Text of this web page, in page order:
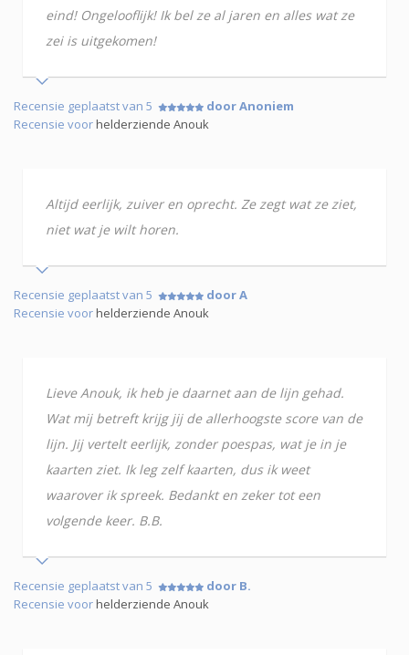
eind! Ongelooflijk! Ik bel ze al jaren en alles wat ze
zei is uitgekomen!
Recensie geplaatst van 5
door Anoniem
Recensie voorhelderziende Anouk
Altijd eerlijk, zuiver en oprecht. Ze zegt wat ze ziet,
niet wat je wilt horen.
Recensie geplaatst van 5
door A
Recensie voorhelderziende Anouk
Lieve Anouk, ik heb je daarnet aan de lijn gehad.
Wat mij betreft krijg jij de allerhoogste score van de
lijn. Jij vertelt eerlijk, zonder poespas, wat je in je
kaarten ziet. Ik leg zelf kaarten, dus ik weet
waarover ik spreek. Bedankt en zeker tot een
volgende keer. B.B.
Recensie geplaatst van 5
door B.
Recensie voorhelderziende Anouk